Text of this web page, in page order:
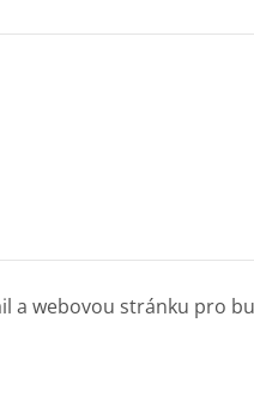
a webovou stránku pro